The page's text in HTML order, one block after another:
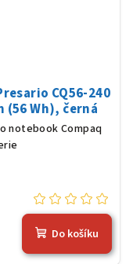
CQ56-240
(56 Wh), černá
notebook Compaq
Do košíku